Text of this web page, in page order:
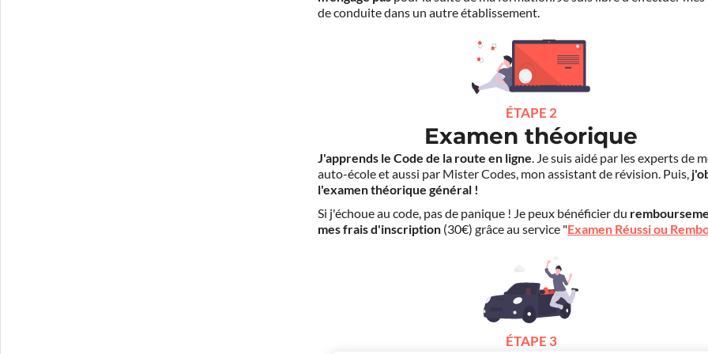
de conduite dans un autre établissement.
ÉTAPE 2
Examen théorique
J'apprends le Code de la route en ligne. Je suis aidé par les experts de
auto-école et aussi par Mister Codes, mon assistant de révision. Puis,
l'examen théorique général !
Si j'échoue au code, pas de panique ! Je peux bénéficier du
mes frais d'inscription (30€) grâce au service "Examen Réussi ou
ÉTAPE 3